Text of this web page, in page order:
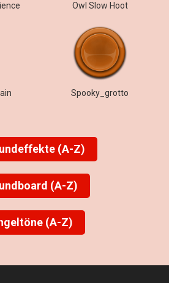
Owl Slow Hoot
Spooky_grotto
(A-Z)
(A-Z)
(A-Z)